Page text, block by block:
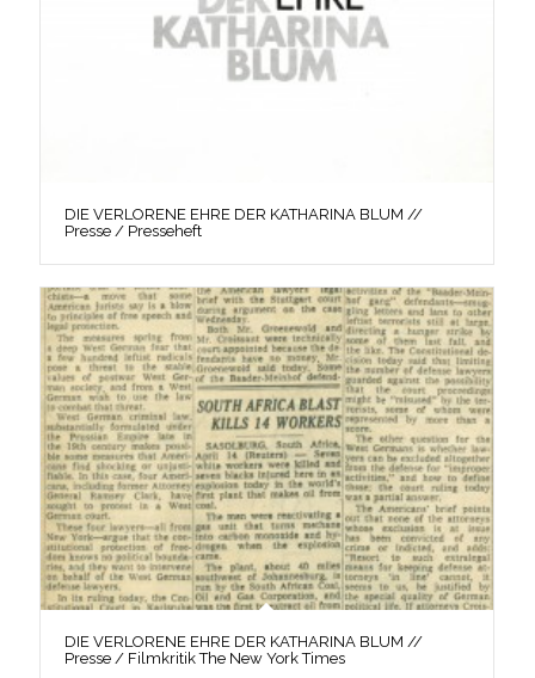
DIE VERLORENE EHRE DER KATHARINA BLUM //
Presse / Presseheft
DIE VERLORENE EHRE DER KATHARINA BLUM //
Presse / Filmkritik The New York Times